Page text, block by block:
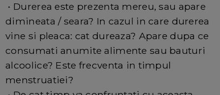
• Durerea este prezenta mereu, sau apare
dimineata / seara? In cazul in care durerea
vine si pleaca: cat dureaza? Apare dupa ce
consumati anumite alimente sau bauturi
alcoolice? Este frecventa in timpul
menstruatiei?